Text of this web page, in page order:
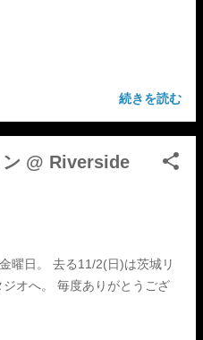
続きを読む
ン @ Riverside
曜日。 去る11/2(日)は茨城リ
オへ。 毎度ありがとうござ